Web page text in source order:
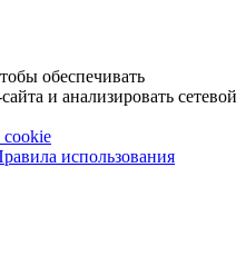
обеспечивать
и анализировать сетевой
cookie
использования